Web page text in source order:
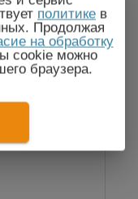
политике в
Продолжая
на обработку
cookie можно
браузера.